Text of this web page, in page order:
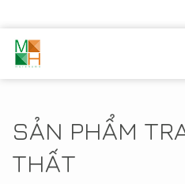
SẢN PHẨM
THẤT